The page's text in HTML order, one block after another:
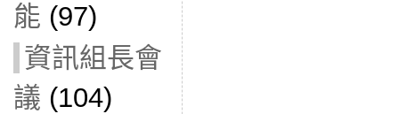
能 (97)
資訊組長會
議 (104)